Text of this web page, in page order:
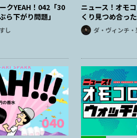
クYEAH！042「30
下がり問題」
し
ニュース！オモ
くり見つめ合っ
ダ・ヴィンチ・